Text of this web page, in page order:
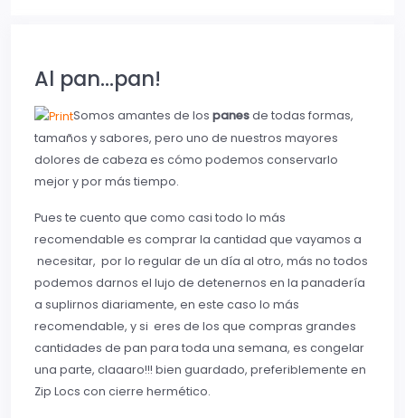
Al pan…pan!
Somos amantes de los panesde todas formas,
tamaños y sabores, pero uno de nuestros mayores
dolores de cabeza es cómo podemos conservarlo
mejor y por más tiempo.
Pues te cuento que como casi todo lo más
recomendable es comprar la cantidad que vayamos a
necesitar, por lo regular de un día al otro, más no todos
podemos darnos el lujo de detenernos en la panadería
a suplirnos diariamente, en este caso lo más
recomendable, y si eres de los que compras grandes
cantidades de pan para toda una semana, es congelar
una parte, claaaro!!! bien guardado, preferiblemente en
Zip Locs con cierre hermético.